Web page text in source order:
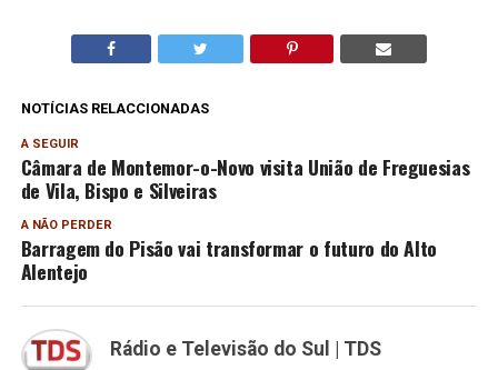
NOTÍCIAS RELACCIONADAS
A SEGUIR
Câmara de Montemor-o-Novo visita União de Freguesias
de Vila, Bispo e Silveiras
A NÃO PERDER
Barragem do Pisão vai transformar o futuro do Alto
Alentejo
Rádio e Televisão do Sul | TDS